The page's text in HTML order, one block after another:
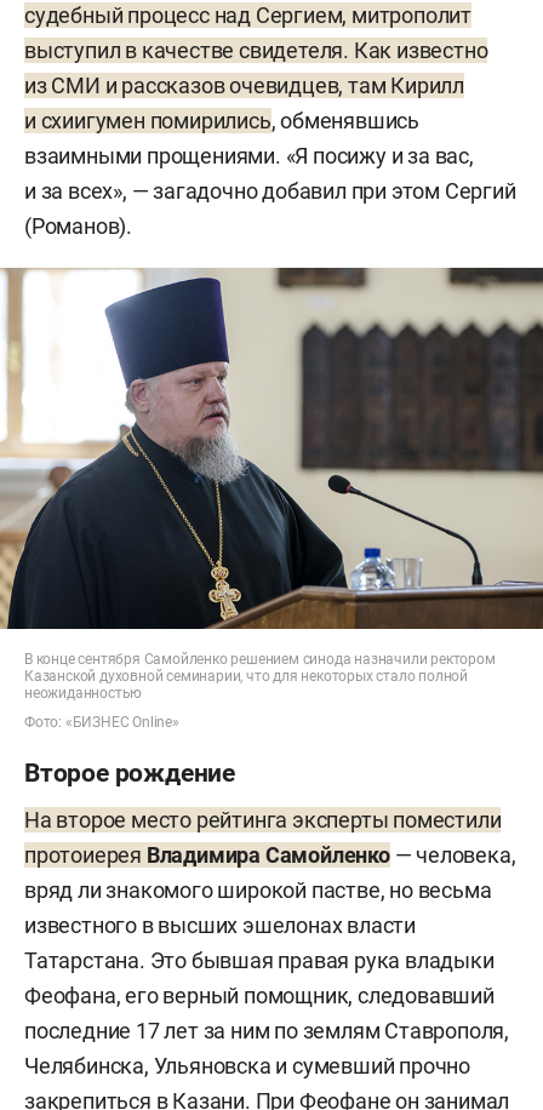
судебный процесс над Сергием, митрополит
выступил в качестве свидетеля. Как известно
из СМИ и рассказов очевидцев, там Кирилл
и схиигумен помирились, обменявшись
взаимными прощениями. «Я посижу и за вас,
и за всех», — загадочно добавил при этом Сергий
(Романов).
В конце сентября Самойленко решением синода назначили ректором
Казанской духовной семинарии, что для некоторых стало полной
неожиданностью
Фото: «БИЗНЕС Online»
Второе рождение
На второе место рейтинга эксперты поместили
протоиерея Владимира Самойленко— человека,
вряд ли знакомого широкой пастве, но весьма
известного в высших эшелонах власти
Татарстана. Это бывшая правая рука владыки
Феофана, его верный помощник, следовавший
последние 17 лет за ним по землям Ставрополя,
Челябинска, Ульяновска и сумевший прочно
закрепиться в Казани. При Феофане он занимал